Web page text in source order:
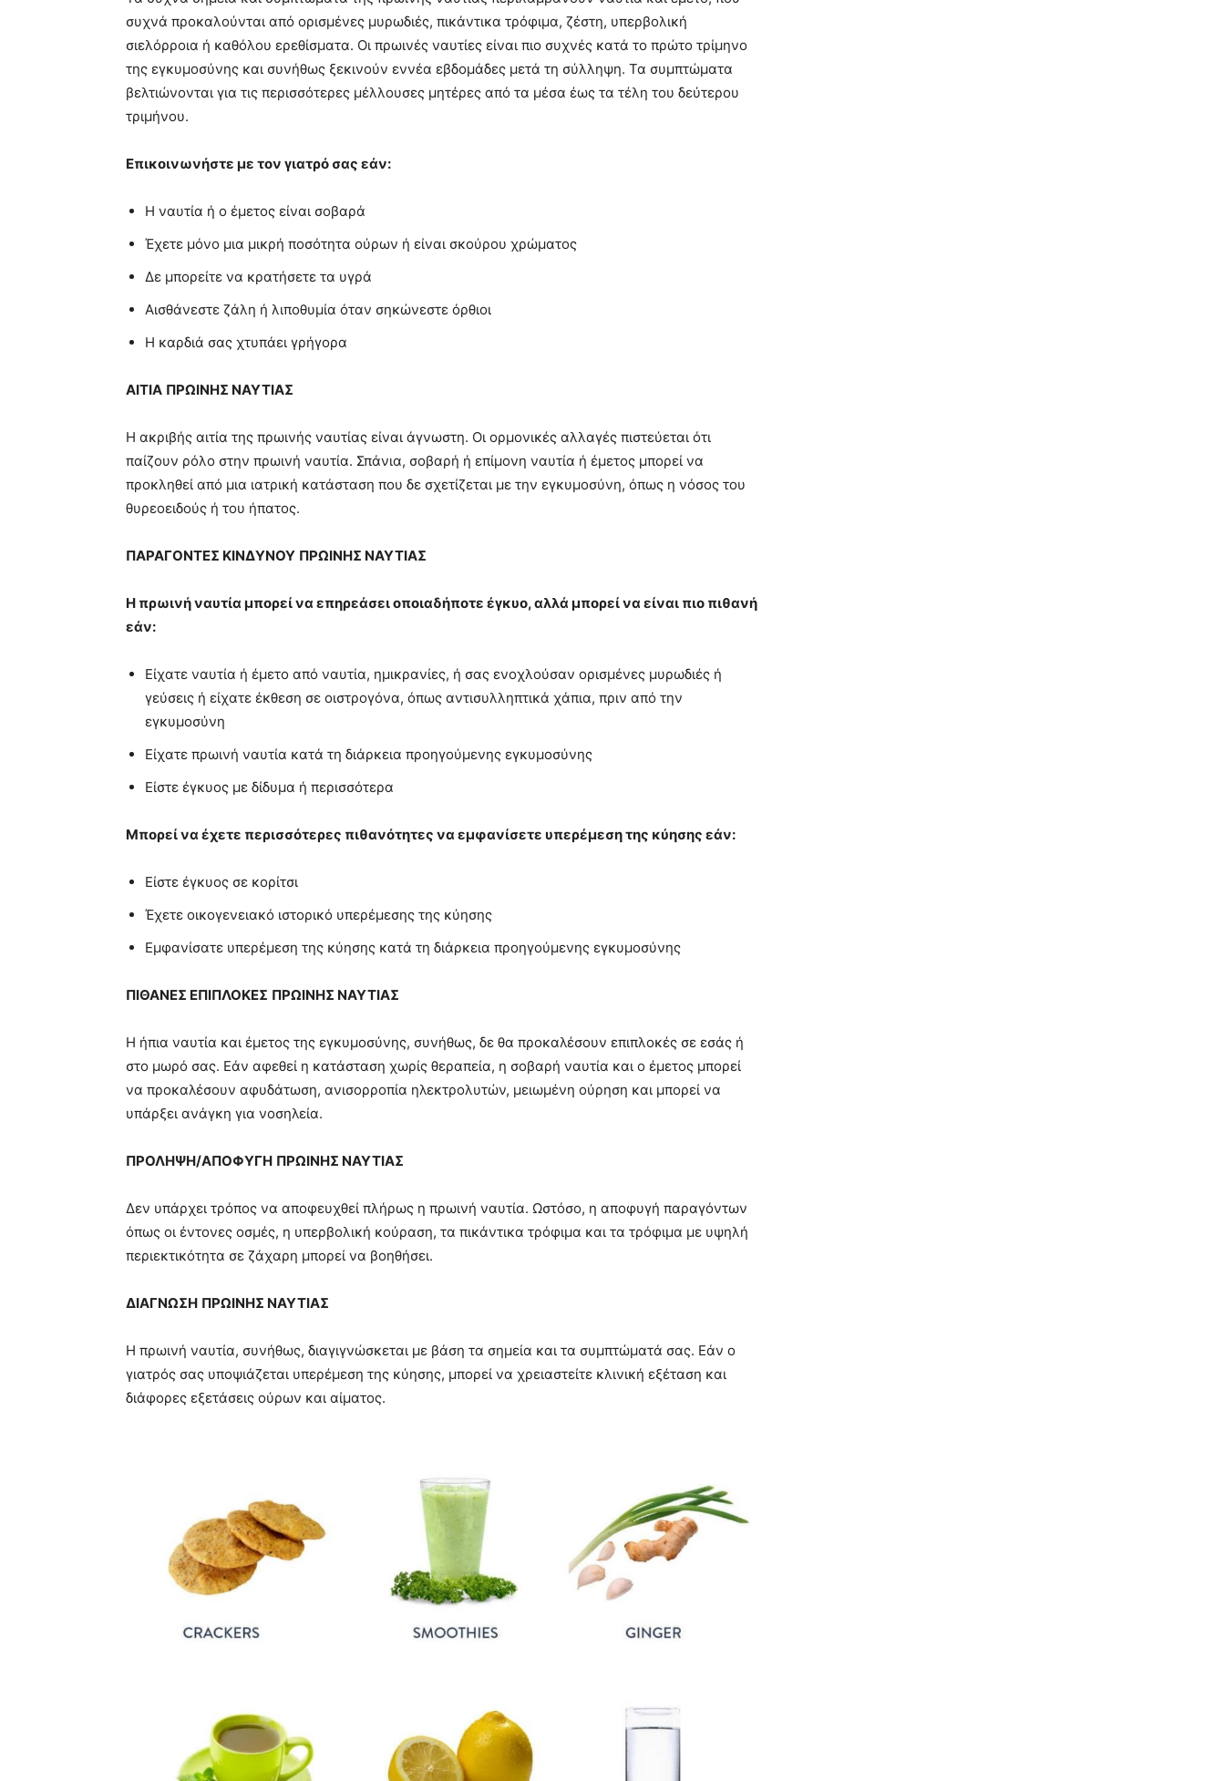
συχνά προκαλούνται από ορισμένες μυρωδιές, πικάντικα τρόφιμα, ζέστη, υπερβολική
σιελόρροια ή καθόλου ερεθίσματα. Οι πρωινές ναυτίες είναι πιο συχνές κατά το πρώτο τρίμηνο
της εγκυμοσύνης και συνήθως ξεκινούν εννέα εβδομάδες μετά τη σύλληψη. Τα συμπτώματα
βελτιώνονται για τις περισσότερες μέλλουσες μητέρες από τα μέσα έως τα τέλη του δεύτερου
τριμήνου.
Επικοινωνήστε με τον γιατρό σας εάν:
Η ναυτία ή ο έμετος είναι σοβαρά
Έχετε μόνο μια μικρή ποσότητα ούρων ή είναι σκούρου χρώματος
Δε μπορείτε να κρατήσετε τα υγρά
Αισθάνεστε ζάλη ή λιποθυμία όταν σηκώνεστε όρθιοι
Η καρδιά σας χτυπάει γρήγορα
ΑΙΤΙΑ ΠΡΩΙΝΗΣ ΝΑΥΤΙΑΣ
Η ακριβής αιτία της πρωινής ναυτίας είναι άγνωστη. Οι ορμονικές αλλαγές πιστεύεται ότι
παίζουν ρόλο στην πρωινή ναυτία. Σπάνια, σοβαρή ή επίμονη ναυτία ή έμετος μπορεί να
προκληθεί από μια ιατρική κατάσταση που δε σχετίζεται με την εγκυμοσύνη, όπως η νόσος του
θυρεοειδούς ή του ήπατος.
ΠΑΡΑΓΟΝΤΕΣ ΚΙΝΔΥΝΟΥ ΠΡΩΙΝΗΣ ΝΑΥΤΙΑΣ
Η πρωινή ναυτία μπορεί να επηρεάσει οποιαδήποτε έγκυο, αλλά μπορεί να είναι πιο πιθανή
εάν:
Είχατε ναυτία ή έμετο από ναυτία, ημικρανίες, ή σας ενοχλούσαν ορισμένες μυρωδιές ή
γεύσεις ή είχατε έκθεση σε οιστρογόνα, όπως αντισυλληπτικά χάπια, πριν από την
εγκυμοσύνη
Είχατε πρωινή ναυτία κατά τη διάρκεια προηγούμενης εγκυμοσύνης
Είστε έγκυος με δίδυμα ή περισσότερα
Μπορεί να έχετε περισσότερες πιθανότητες να εμφανίσετε υπερέμεση της κύησης εάν:
Είστε έγκυος σε κορίτσι
Έχετε οικογενειακό ιστορικό υπερέμεσης της κύησης
Εμφανίσατε υπερέμεση της κύησης κατά τη διάρκεια προηγούμενης εγκυμοσύνης
ΠΙΘΑΝΕΣ ΕΠΙΠΛΟΚΕΣ ΠΡΩΙΝΗΣ ΝΑΥΤΙΑΣ
Η ήπια ναυτία και έμετος της εγκυμοσύνης, συνήθως, δε θα προκαλέσουν επιπλοκές σε εσάς ή
στο μωρό σας. Εάν αφεθεί η κατάσταση χωρίς θεραπεία, η σοβαρή ναυτία και ο έμετος μπορεί
να προκαλέσουν αφυδάτωση, ανισορροπία ηλεκτρολυτών, μειωμένη ούρηση και μπορεί να
υπάρξει ανάγκη για νοσηλεία.
ΠΡΟΛΗΨΗ/ΑΠΟΦΥΓΗ ΠΡΩΙΝΗΣ ΝΑΥΤΙΑΣ
Δεν υπάρχει τρόπος να αποφευχθεί πλήρως η πρωινή ναυτία. Ωστόσο, η αποφυγή παραγόντων
όπως οι έντονες οσμές, η υπερβολική κούραση, τα πικάντικα τρόφιμα και τα τρόφιμα με υψηλή
περιεκτικότητα σε ζάχαρη μπορεί να βοηθήσει.
ΔΙΑΓΝΩΣΗ ΠΡΩΙΝΗΣ ΝΑΥΤΙΑΣ
Η πρωινή ναυτία, συνήθως, διαγιγνώσκεται με βάση τα σημεία και τα συμπτώματά σας. Εάν ο
γιατρός σας υποψιάζεται υπερέμεση της κύησης, μπορεί να χρειαστείτε κλινική εξέταση και
διάφορες εξετάσεις ούρων και αίματος.